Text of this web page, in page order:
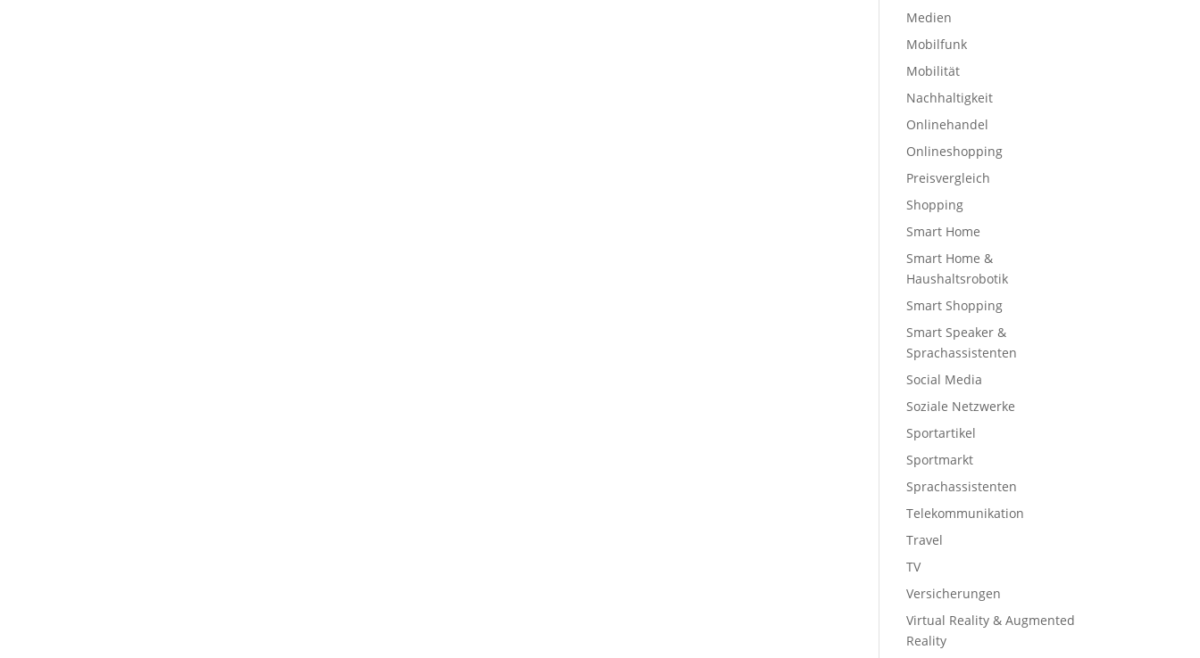
Medien
Mobilfunk
Mobilität
Nachhaltigkeit
Onlinehandel
Onlineshopping
Preisvergleich
Shopping
Smart Home
Smart Home &
Haushaltsrobotik
Smart Shopping
Smart Speaker &
Sprachassistenten
Social Media
Soziale Netzwerke
Sportartikel
Sportmarkt
Sprachassistenten
Telekommunikation
Travel
TV
Versicherungen
Virtual Reality & Augmented
Reality